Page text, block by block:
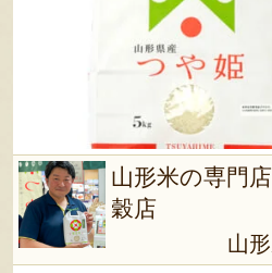
山形米の専門
穀店
山